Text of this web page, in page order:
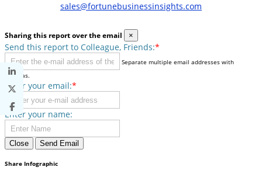
sales@fortunebusinessinsights.com
Sharing this report over the email ×
Send this report to Colleague, Friends:*
Separate multiple email addresses with
commas.
Enter your email:*
Enter your name:
Close Send Email
Share Infographic